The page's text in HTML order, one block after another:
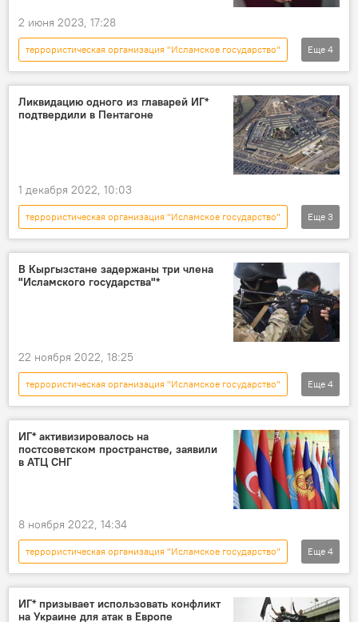
2 июня 2023, 17:28
террористическая организация "Исламское государство"
Кыргызстан
Происшествия
школа
Еще 4
Ликвидацию одного из главарей ИГ*
подтвердили в Пентагоне
1 декабря 2022, 10:03
террористическая организация "Исламское государство"
Сирия
смерть ликвидация
Еще 3
В Кыргызстане задержаны три члена
"Исламского государства"*
22 ноября 2022, 18:25
террористическая организация "Исламское государство"
Кыргызстан
ГКНБ
задержание
фото
Еще 4
ИГ* активизировалось на
постсоветском пространстве, заявили
в АТЦ СНГ
8 ноября 2022, 14:34
террористическая организация "Исламское государство"
Россия
СНГ
территория
планирование
Еще 4
ИГ* призывает использовать конфликт
на Украине для атак в Европе